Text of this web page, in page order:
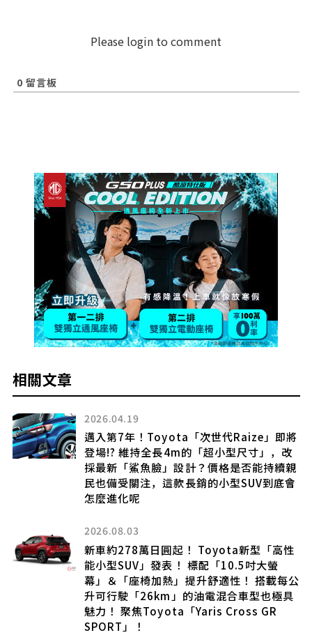
Please login to comment
0 留言板
相關文章
2026.04.19
邁入第7年！Toyota「次世代Raize」即將
登場!? 維持全長4m的「超小型尺寸」，改
採最新「鯊魚臉」設計？價格是否能持續親
民也備受關注，這款長銷的小型SUV到底會
怎麼進化呢
2026.08.03
新車約278萬日圓起！ Toyota新型「高性
能小型SUV」發表！ 標配「10.5吋大螢
幕」＆「座椅加熱」提升舒適性！ 搭載每公
升可行駛「26km」的油電混合車型也極具
魅力！ 聚焦Toyota「Yaris Cross GR
SPORT」！